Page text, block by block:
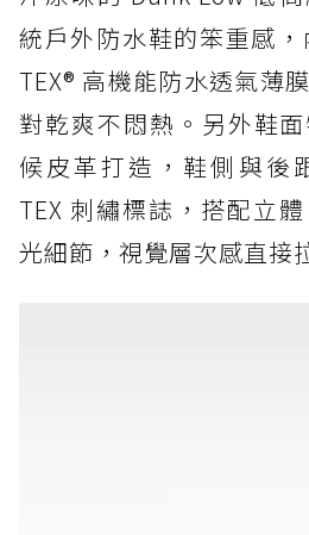
統戶外防水鞋的笨重感，
TEX® 高機能防水透氣薄
對乾爽不悶熱。另外鞋
候皮革打造，鞋側與後
TEX 刺繡標誌，搭配立
光細節，視覺層次感直接